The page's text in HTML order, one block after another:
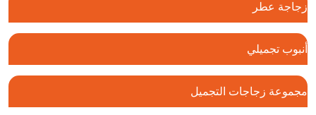
زجاجة عطر
أنبوب تجميلي
مجموعة زجاجات التجميل